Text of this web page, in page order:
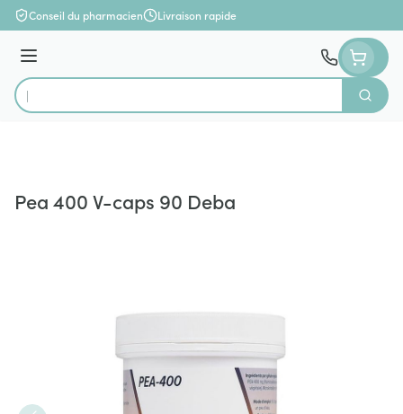
Aller au contenu
Conseil du pharmacien Livraison rapide
Menu
Rechercher
Pea 400 V-caps 90 Deba